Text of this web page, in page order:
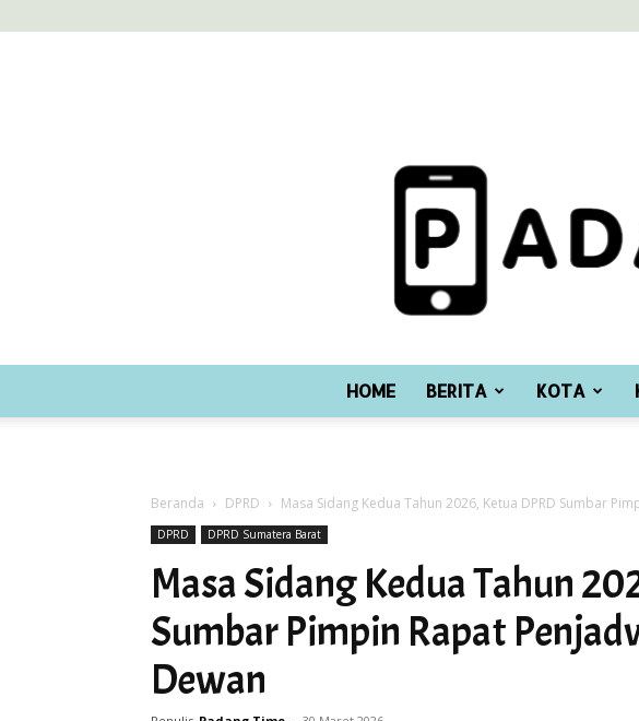
HOME BERITA KOTA
Beranda DPRD Masa Sidang Kedua Tahun 2026, Ketua DPRD Sumbar
DPRD DPRD Sumatera Barat
Masa Sidang Kedua Tahun
Sumbar Pimpin Rapat
Dewan